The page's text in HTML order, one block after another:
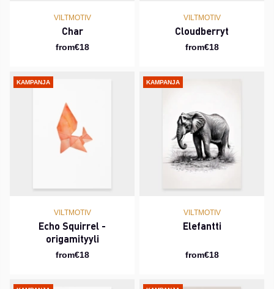
VILTMOTIV
Char
from€18
VILTMOTIV
Cloudberryt
from€18
KAMPANJA
VILTMOTIV
Echo Squirrel -
origamityyli
from€18
KAMPANJA
VILTMOTIV
Elefantti
from€18